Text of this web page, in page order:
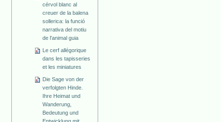
cérvol blanc al
creuer de la balena
sollerica: la funció
narrativa del motiu
de l'animal guia
Le cerf allégorique
dans les tapisseries
et les miniatures
Die Sage von der
verfolgten Hinde.
Ihre Heimat und
Wanderung,
Bedeutung und